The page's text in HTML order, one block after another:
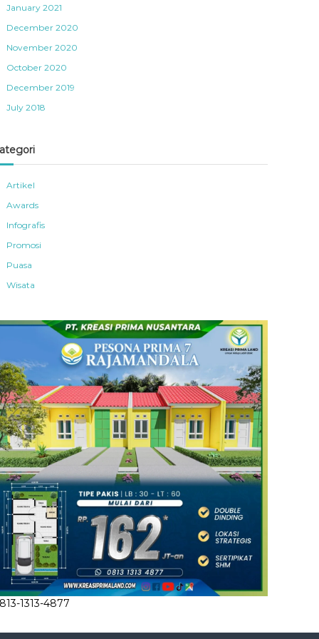
January 2021
December 2020
November 2020
October 2020
December 2019
July 2018
Artikel
Awards
Infografis
Promosi
Puasa
Wisata
1313-4877